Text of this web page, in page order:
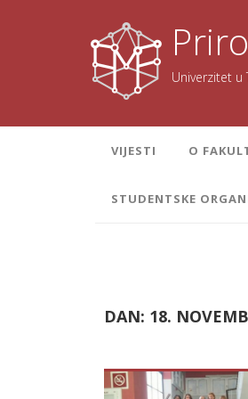
Univerzitet u
VIJESTI O
STUDENTSKE
DAN: 18.